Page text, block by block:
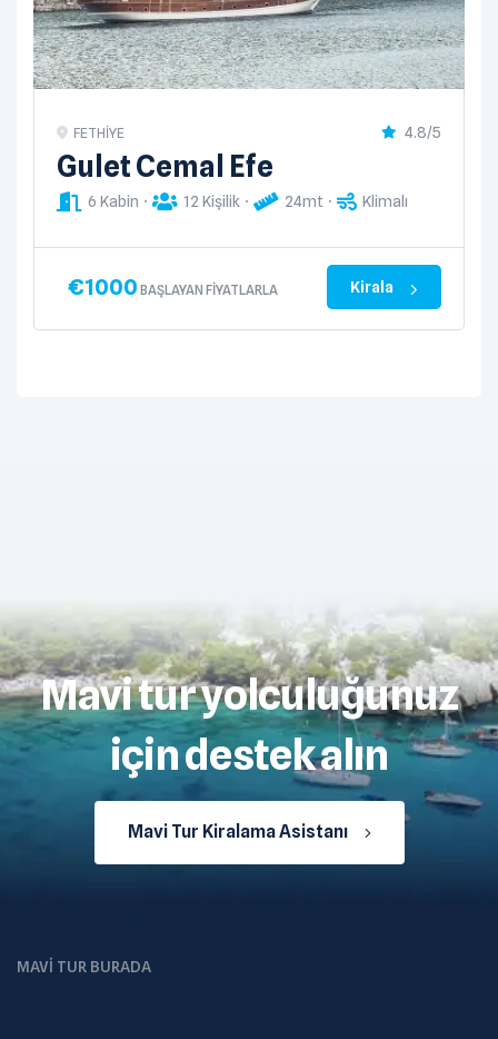
FETHIYE 4.8/5
Gulet Cemal Efe
6 Kabin 12 Kişilik 24mt Klimalı
€1000 BAŞLAYAN FIYATLARLA Kirala
Mavi tur yolculuğunuz
için destek alın
Mavi Tur Kiralama Asistanı
MAVI TUR BURADA